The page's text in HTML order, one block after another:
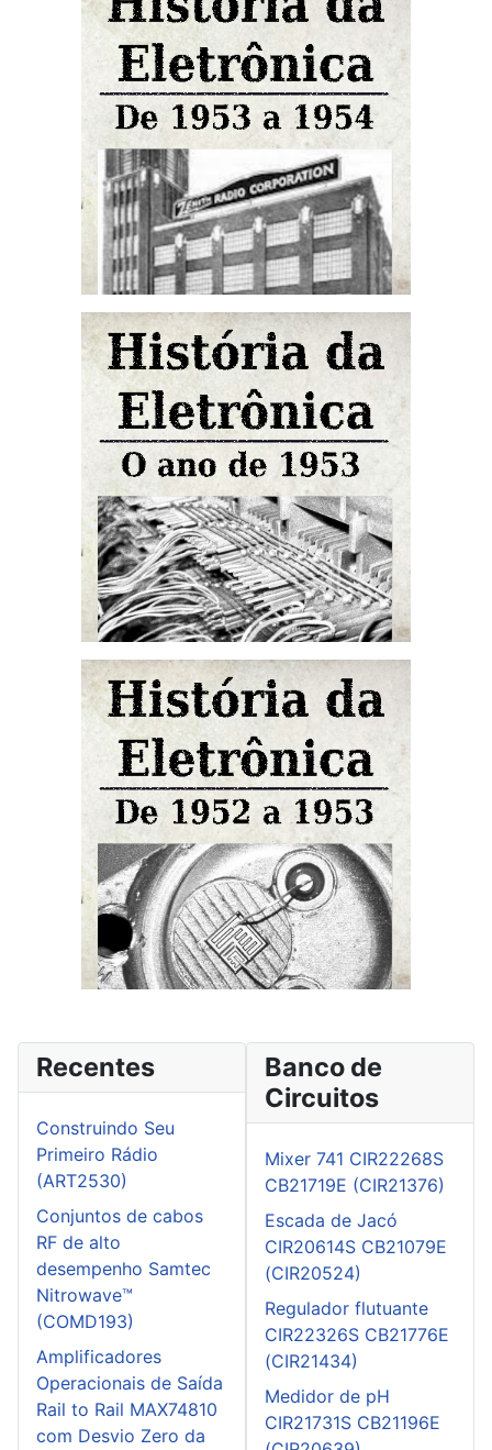
Recentes
Construindo Seu
Primeiro Rádio
(ART2530)
Conjuntos de cabos
RF de alto
desempenho Samtec
Nitrowave™
(COMD193)
Amplificadores
Operacionais de Saída
Rail to Rail MAX74810
com Desvio Zero da
Banco de
Circuitos
Mixer 741 CIR22268S
CB21719E (CIR21376)
Escada de Jacó
CIR20614S CB21079E
(CIR20524)
Regulador flutuante
CIR22326S CB21776E
(CIR21434)
Medidor de pH
CIR21731S CB21196E